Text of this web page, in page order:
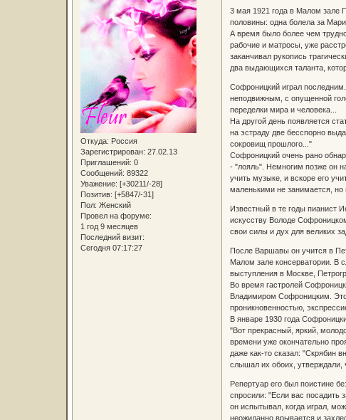
Откуда: Россия
Зарегистрирован: 27.02.13
Приглашений: 0
Сообщений: 89322
Уважение: [+30211/-28]
Позитив: [+5847/-31]
Пол: Женский
Провел на форуме:
1 год 9 месяцев
Последний визит:
Сегодня 07:17:27
3 мая 1921 года в Малом зале
половины: одна болела за
А время было более чем
рабочие и матросы, уже
заканчивал рукопись
два выдающихся таланта,
Софроницкий играл
неподвижным, с опущенной
переделки мира и человека...
На другой день появляется
на эстраду две бесспорно
сокровищ прошлого..."
Софроницкий очень рано
- "лояль". Немногим позже он
учить музыке, и вскоре его
маленькими не занимается, но
Известный в те годы пианист
искусству Володе
свои силы и дух для великих
После Варшавы он учится в
Малом зале консерватории. В
выступления в Москве,
Во время гастролей
Владимиром Софроницким. Это
проникновенностью,
В январе 1930 года
"Вот прекрасный, яркий,
времени уже окончательно
даже как-то сказал: "Скрябин
слышал их обоих, утверждали,
Репертуар его был поистине
спросили: "Если вас посадить
он испытывал, когда играл,
неожиданно врывается и